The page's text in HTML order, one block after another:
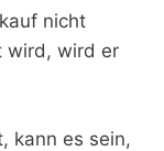
nicht
wird, wird er
kann es sein,